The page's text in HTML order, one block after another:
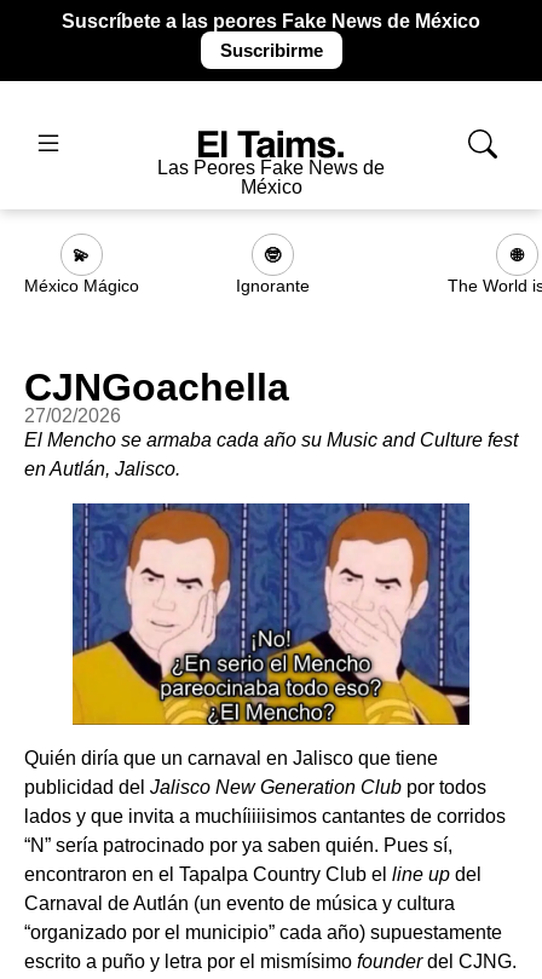
Suscríbete a las peores Fake News de México
Suscribirme
Las Peores Fake News de
México
💫
México Mágico
🤓
Ignorante
🌐
The World
CJNGoachella
27/02/2026
El Mencho se armaba cada año su Music and Culture fest
en Autlán, Jalisco.
Quién diría que un carnaval en Jalisco que tiene
publicidad del Jalisco New Generation Club por todos
lados y que invita a muchíiiiisimos cantantes de corridos
“N” sería patrocinado por ya saben quién. Pues sí,
encontraron en el Tapalpa Country Club el line up del
Carnaval de Autlán (un evento de música y cultura
“organizado por el municipio” cada año) supuestamente
escrito a puño y letra por el mismísimo founderdel CJNG.